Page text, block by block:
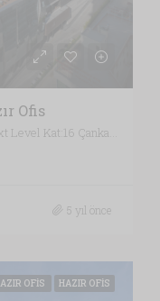
Ofis
5 yıl önce
OFIS HAZIR OFIS